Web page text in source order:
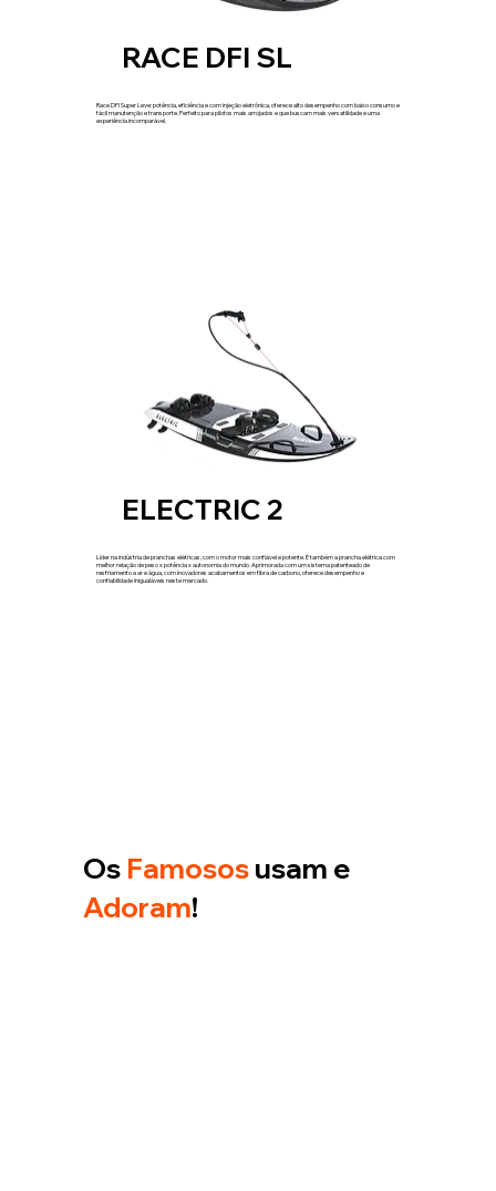
RACE DFI SL
Race DFI Super Leve: potência, eficiência e com injeção eletrônica, oferece alto desempenho com baixo consumo e
fácil manutenção e transporte. Perfeito para pilotos mais arrojados e que buscam mais versatilidade e uma
experiência incomparável.
ELECTRIC 2
Líder na indústria de pranchas elétricas, com o motor mais confiável e potente. É também a prancha elétrica com
melhor relação de peso x potência x autonomia do mundo. Aprimorada com um sistema patenteado de
resfriamento a ar e água, com inovadores acabamentos em fibra de carbono, oferece desempenho e
confiabilidade inigualáveis neste mercado.
Os Famososusam e
Adoram!